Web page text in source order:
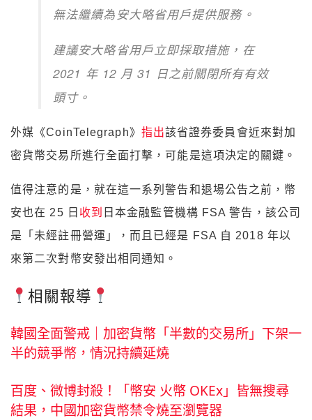
無法繼續為安大略省用戶提供服務。
建議安大略省用戶立即採取措施，在
2021 年 12 月 31 日之前關閉所有有效
頭寸。
外媒《CoinTelegraph》 指出該省證券委員會近來對加
密貨幣交易所進行全面打擊，可能是這項決定的關鍵。
值得注意的是，就在這一系列警告和退場公告之前，幣
安也在 25 日 收到 日本金融監管機構 FSA 警告，該公司
是「未經註冊營運」，而且已經是 FSA 自 2018 年以
來第二次對幣安發出相同通知。
相關報導
韓國全面警戒｜加密貨幣「半數的交易所」下架一
半的競爭幣，情況持續延燒
百度、微博封殺！「幣安 火幣 OKEx」皆無搜尋
結果，中國加密貨幣禁令燒至瀏覽器